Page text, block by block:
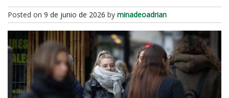
Posted on 9 de junio de 2026 by minadeoadrian